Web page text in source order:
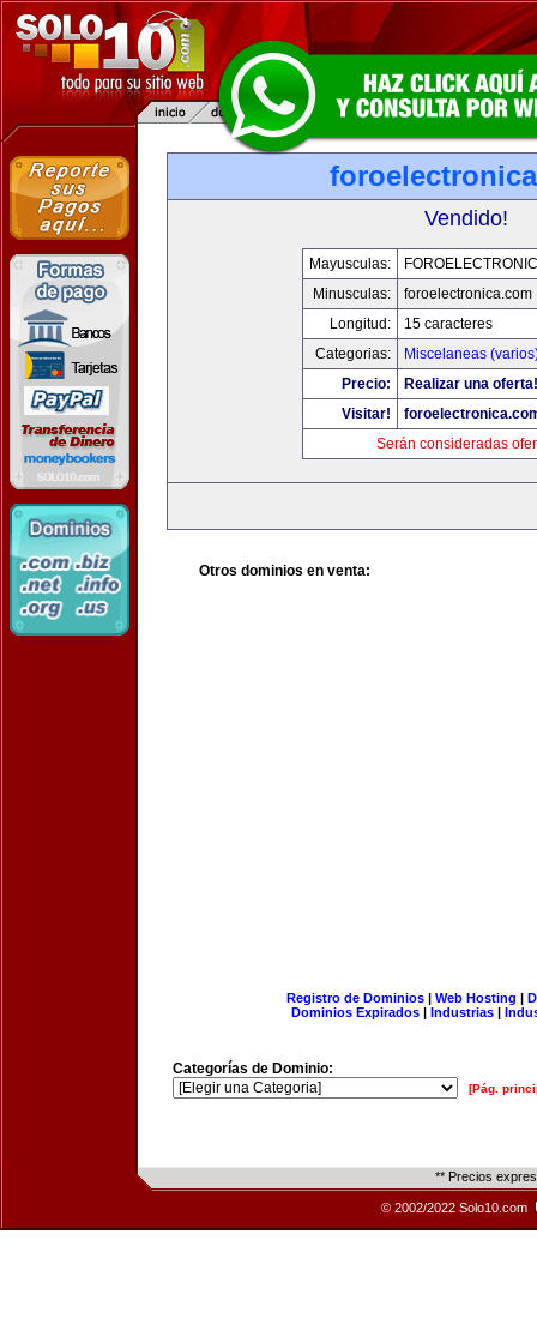
Vendido!
Mayusculas:
Minusculas:
foroelectronica.com
Longitud:
15 caracteres
Categorias:
Miscelaneas
Precio:
Realizar una oferta!
Visitar!
Serán consideradas
Otros dominios en venta:
Registro de Dominios| Web Hosting |
Dominios Expirados | Industrias |
Categorías de Dominio:
[Pág.
** Precios
© 2002/2022 Solo10.com